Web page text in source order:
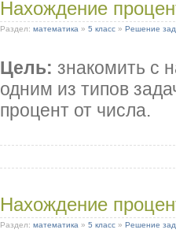
Нахождение
Раздел: математика » 5 класс » Решение
Цель: знакомить с
одним из типов
процент от числа.
Нахождение
Раздел: математика » 5 класс » Решение